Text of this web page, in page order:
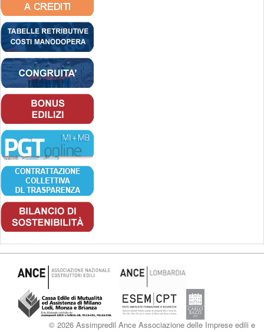
© 2026 Assimpredil Ance Associazione delle Imprese edili e